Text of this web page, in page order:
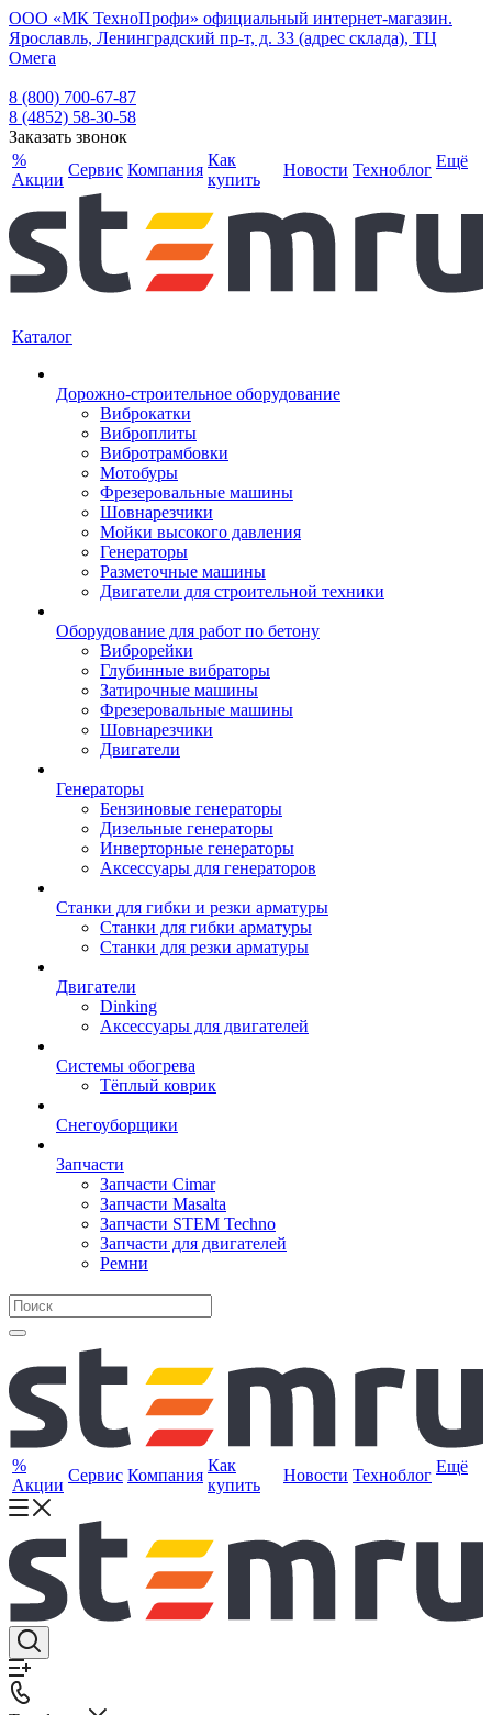
ООО «МК ТехноПрофи» официальный интернет-магазин.
Ярославль, Ленинградский пр-т, д. 33 (адрес склада), ТЦ
Омега
8 (800) 700-67-87
8 (4852) 58-30-58
Заказать звонок
%
Акции
Сервис Компания
Как
купить
Новости Техноблог Ещё
Каталог
Дорожно-строительное оборудование
Виброкатки
Виброплиты
Вибротрамбовки
Мотобуры
Фрезеровальные машины
Шовнарезчики
Мойки высокого давления
Генераторы
Разметочные машины
Двигатели для строительной техники
Оборудование для работ по бетону
Виброрейки
Глубинные вибраторы
Затирочные машины
Фрезеровальные машины
Шовнарезчики
Двигатели
Генераторы
Бензиновые генераторы
Дизельные генераторы
Инверторные генераторы
Аксессуары для генераторов
Станки для гибки и резки арматуры
Станки для гибки арматуры
Станки для резки арматуры
Двигатели
Dinking
Аксессуары для двигателей
Системы обогрева
Тёплый коврик
Снегоуборщики
Запчасти
Запчасти Cimar
Запчасти Masalta
Запчасти STEM Techno
Запчасти для двигателей
Ремни
%
Акции
Сервис Компания
Как
купить
Новости Техноблог Ещё